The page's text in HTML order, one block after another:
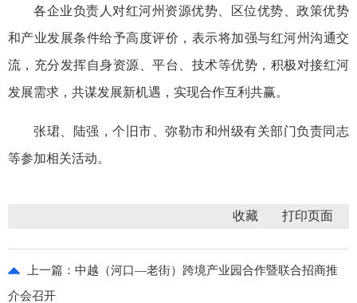
各企业负责人对红河州资源优势、区位优势、政策优势
和产业发展条件给予高度评价，表示将加强与红河州沟通交
流，充分发挥自身资源、平台、技术等优势，积极对接红河
发展需求，共谋发展新机遇，实现合作互利共赢。
张珺、陆强，个旧市、弥勒市和州级有关部门负责同志
等参加相关活动。
收藏
上一篇： 中越（河口—老街）跨境产业园合作暨联合招商推
介会召开